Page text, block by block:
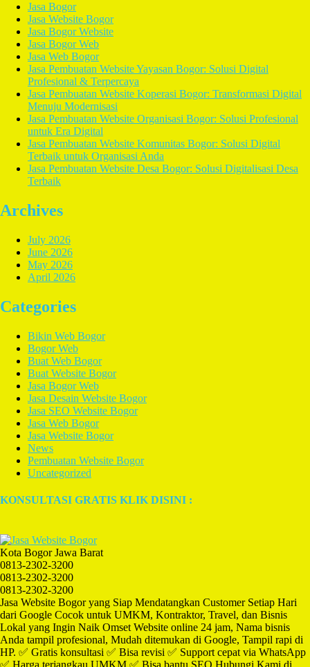
Jasa Bogor
Jasa Website Bogor
Jasa Bogor Website
Jasa Bogor Web
Jasa Web Bogor
Jasa Pembuatan Website Yayasan Bogor: Solusi Digital
Profesional & Terpercaya
Jasa Pembuatan Website Koperasi Bogor: Transformasi Digital
Menuju Modernisasi
Jasa Pembuatan Website Organisasi Bogor: Solusi Profesional
untuk Era Digital
Jasa Pembuatan Website Komunitas Bogor: Solusi Digital
Terbaik untuk Organisasi Anda
Jasa Pembuatan Website Desa Bogor: Solusi Digitalisasi Desa
Terbaik
Archives
July 2026
June 2026
May 2026
April 2026
Categories
Bikin Web Bogor
Bogor Web
Buat Web Bogor
Buat Website Bogor
Jasa Bogor Web
Jasa Desain Website Bogor
Jasa SEO Website Bogor
Jasa Web Bogor
Jasa Website Bogor
News
Pembuatan Website Bogor
Uncategorized
KONSULTASI GRATIS KLIK DISINI :
Kota Bogor Jawa Barat
0813-2302-3200
0813-2302-3200
0813-2302-3200
Jasa Website Bogor yang Siap Mendatangkan Customer Setiap Hari
dari Google Cocok untuk UMKM, Kontraktor, Travel, dan Bisnis
Lokal yang Ingin Naik Omset Website online 24 jam, Nama bisnis
Anda tampil profesional, Mudah ditemukan di Google, Tampil rapi di
HP. ✅ Gratis konsultasi ✅ Bisa revisi ✅ Support cepat via WhatsApp
✅ Harga terjangkau UMKM ✅ Bisa bantu SEO Hubungi Kami di